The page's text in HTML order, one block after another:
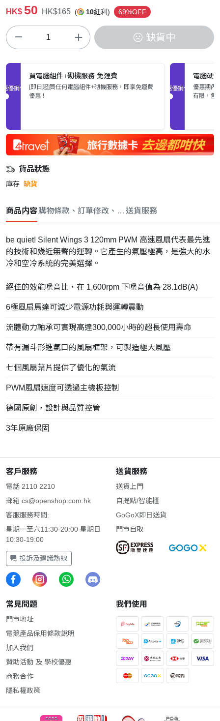
HK$ 50 HK$165 ( 10紅利) 69%OFF
缺貨中
促銷優惠
買電腦組件+砌機服務 免運費
[即日起]買任何電腦組件+砌機服務，即享免運費
優惠！
促銷優惠
電腦硬
優惠期內
有限，售
貨品狀態
庫存 缺貨
商品内容購物條款、訂單修改、取消與退款政策
送貨服務
be quiet! Silent Wings 3 120mm PWM 高速風扇代表最先進
的技術和幾近無聲的運轉。它產生的氣壓極高，是強大的水
冷和空冷系統的完美選擇。
絕佳的效能噪音比，在 1,600rpm 下噪音值為 28.1dB(A)
6極風扇馬達可減少電源功耗與運轉震動
流體動力軸承可實現高達300,000小時的超長使用壽命
帶有漏斗形進氣口的風扇框架，可製造極大風壓
七個風扇葉片提供了優化的氣流
PWM風扇速度可透過主機板控制
德國原創，設計與品質控管
3年原廠保固
客戶服務
電話 2110 2210
郵箱 cs@openshop.com.hk
客服服務時間:
星期一至六11:30-20:00 星期日
10:30-19:00
投訴及建議熱線
送貨服務
送貨上門
自提點/智能櫃
GoGoX即日送貨
門市自取
常見問題
門市地址
電競產品保用條款說明
加入我們
贊助活動 及 學校優惠
商務合作
隱私權政策
我們使用